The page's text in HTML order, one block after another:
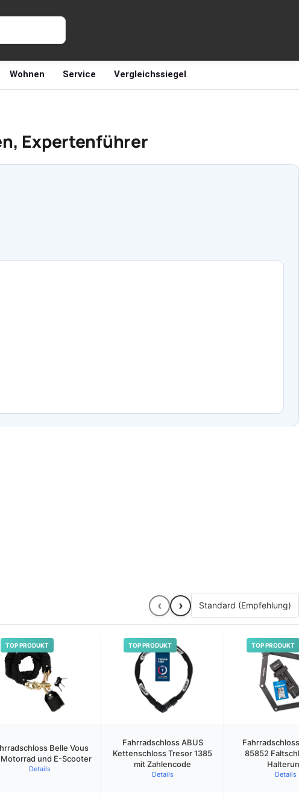
Wohnen Service Vergleichssiegel
Expertenführer
‹ ›
TOP PRODUKT TOP PRODUKT TOP PRODUKT
Belle Vous
und E-Scooter
Details
Fahrradschloss ABUS
Kettenschloss Tresor 1385
mit Zahlencode
Details
85852
Details